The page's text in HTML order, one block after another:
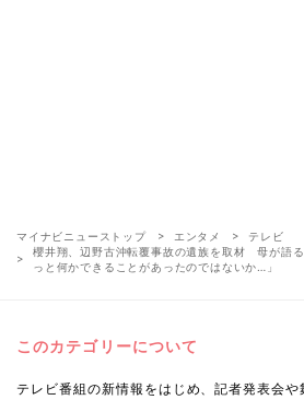
マイナビニューストップ エンタメ
テレビ
櫻井翔、辺野古沖転覆事故の遺族を取材 母が語
っと何かできることがあったのではないか…」
このカテゴリーについて
テレビ番組の新情報をはじめ、記者発表会